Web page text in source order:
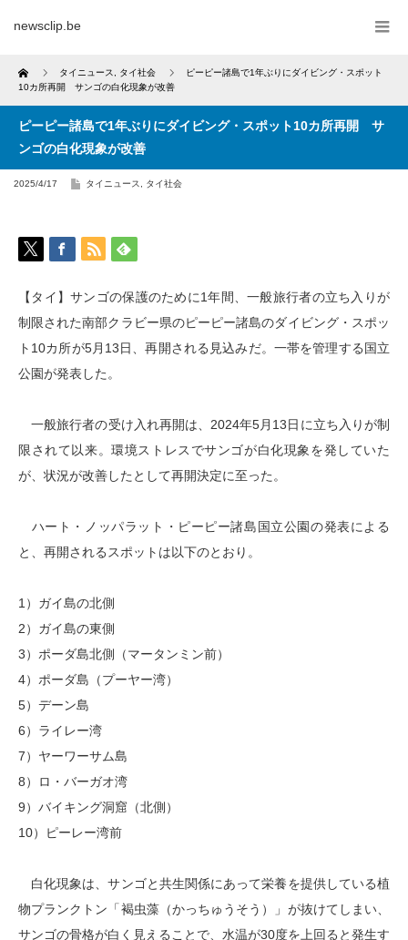
newsclip.be
Home タイニュース タイ社会
ピーピー諸島で1年ぶりにダイビング・スポット
10カ所再開 サンゴの白化現象が改善
ピーピー諸島で1年ぶりにダイビング・スポット10カ所再開 サ
ンゴの白化現象が改善
2025/4/17 タイニュース タイ社会
【タイ】サンゴの保護のために1年間、一般旅行者の立ち入りが
制限された南部クラビー県のピーピー諸島のダイビング・スポッ
ト10カ所が5月13日、再開される見込みだ。一帯を管理する国立
公園が発表した。
一般旅行者の受け入れ再開は、2024年5月13日に立ち入りが制
限されて以来。環境ストレスでサンゴが白化現象を発していた
が、状況が改善したとして再開決定に至った。
ハート・ノッパラット・ピーピー諸島国立公園の発表による
と、再開されるスポットは以下のとおり。
1）ガイ島の北側
2）ガイ島の東側
3）ポーダ島北側（マータンミン前）
4）ポーダ島（プーヤー湾）
5）デーン島
6）ライレー湾
7）ヤーワーサム島
8）ロ・バーガオ湾
9）バイキング洞窟（北側）
10）ピーレー湾前
白化現象は、サンゴと共生関係にあって栄養を提供している植
物プランクトン「褐虫藻（かっちゅうそう）」が抜けてしまい、
サンゴの骨格が白く見えることで、水温が30度を上回ると発生す